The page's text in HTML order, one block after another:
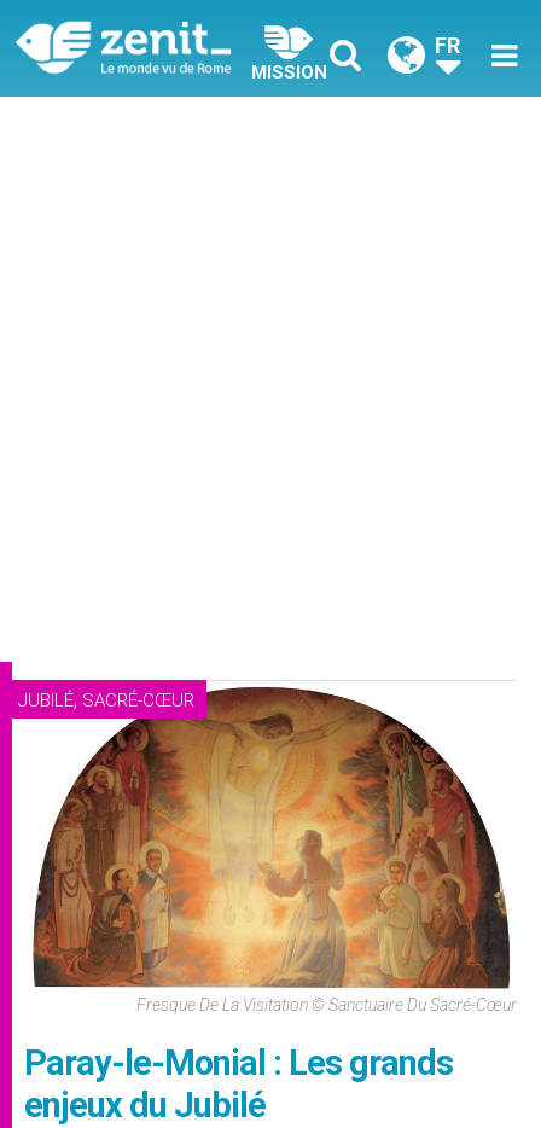
MISSION
FR
JUBILÉ, SACRÉ-CŒUR
Fresque De La Visitation © Sanctuaire Du Sacré-Cœur
Paray-le-Monial : Les grands
enjeux du Jubilé